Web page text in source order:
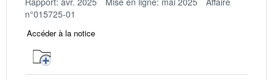
n°015725-01
Accéder à la notice